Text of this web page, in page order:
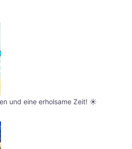
und eine erholsame Zeit! ☀️